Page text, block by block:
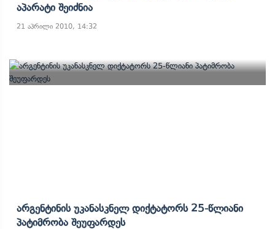
Აპარატი Შეიძნია
21 აპრილი 2010, 14:32
Არგენტინის Უკანასკნელ Დიქტატორს 25-Წლიანი
Პატიმრობა Შეუფარდეს